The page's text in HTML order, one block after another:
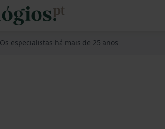
Os especialistas há mais de 25 anos